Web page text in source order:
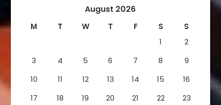
August 2026
M T W T F S
S
1
2
3
4 5 6 7 8
9
10
11 12 13 14 15
16
17
18 19 20 21 22
23